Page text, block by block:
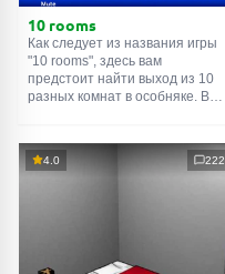
10 rooms
Как следует из названия игры
"10 rooms", здесь вам
предстоит найти выход из 10
разных комнат в особняке. В
их, чтобы выйти. Выход из
одной комнаты является
4.0 222